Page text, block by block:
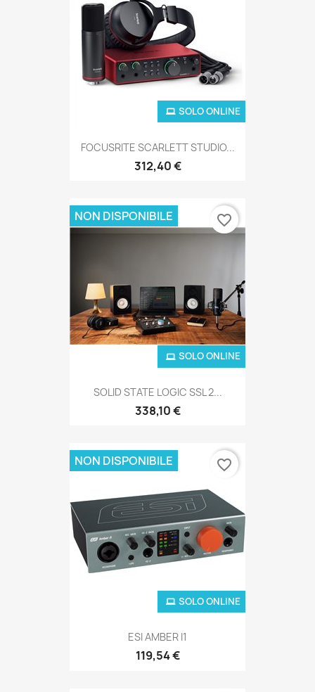
FOCUSRITE SCARLETT STUDIO...
312,40 €
SOLO ONLINE
SOLID STATE LOGIC SSL 2...
338,10 €
SOLO ONLINE
NON DISPONIBILE favorite_border
ESI AMBER I1
119,54 €
SOLO ONLINE
NON DISPONIBILE favorite_border